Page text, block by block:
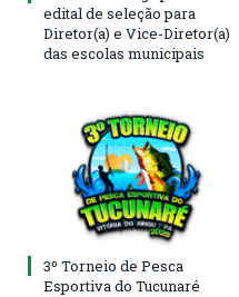
edital de seleção para
Diretor(a) e Vice-Diretor(a)
das escolas municipais
3º Torneio de Pesca
Esportiva do Tucunaré